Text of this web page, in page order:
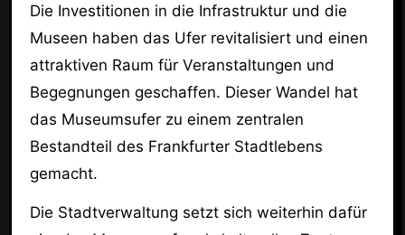
Die Investitionen in die Infrastruktur und die
Museen haben das Ufer revitalisiert und einen
attraktiven Raum für Veranstaltungen und
Begegnungen geschaffen. Dieser Wandel hat
das Museumsufer zu einem zentralen
Bestandteil des Frankfurter Stadtlebens
gemacht.
Die Stadtverwaltung setzt sich weiterhin dafür